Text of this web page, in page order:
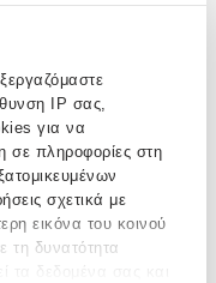
IP σας,
για να
σε πληροφορίες στη
σχετικά με
εικόνα του κοινού
τη δυνατότητα